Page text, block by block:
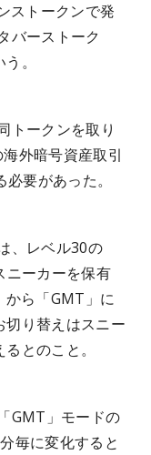
ストークンで発
バーストーク
。
トークンを取り
外暗号資産取引
要があった。
、レベル30の
ニーカーを保有
から「GMT」に
切り替えはスニー
とのこと。
GMT」モードの
毎に変化すると